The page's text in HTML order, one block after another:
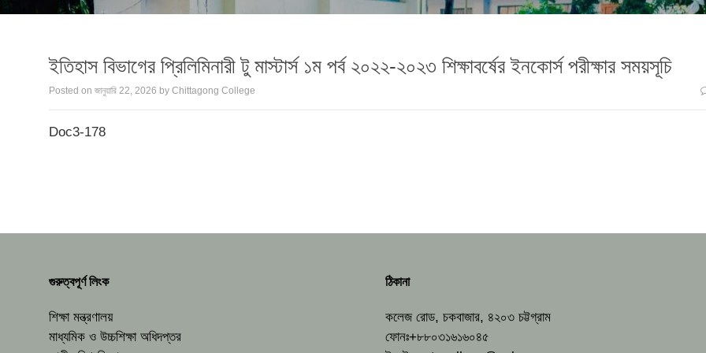
ইতিহাস বিভাগের প্রিলিমিনারী টু মাস্টার্স ১ম পর্ব ২০২২-২০২৩ শিক্ষাবর্ষের ইনকোর্স পরীক্ষার সময়সূচি
Posted on জানুয়ারি 22, 2026 by Chittagong College
Doc3-178
গুরুত্বপূর্ণ লিংক
শিক্ষা মন্ত্রণালয়
মাধ্যমিক ও উচ্চশিক্ষা অধিদপ্তর
ঠিকানা
কলেজ রোড, চকবাজার, ৪২০৩ চট্টগ্রাম
ফোনঃ+৮৮০৩১৬১৬০৪৫